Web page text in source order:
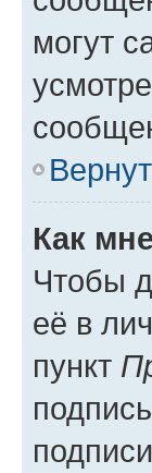
могут
Как
Чтобы
её в
пункт